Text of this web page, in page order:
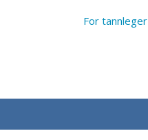
For tannleger